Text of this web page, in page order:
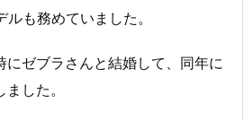
ルも務めていました。
にゼブラさんと結婚して、同年に
した。